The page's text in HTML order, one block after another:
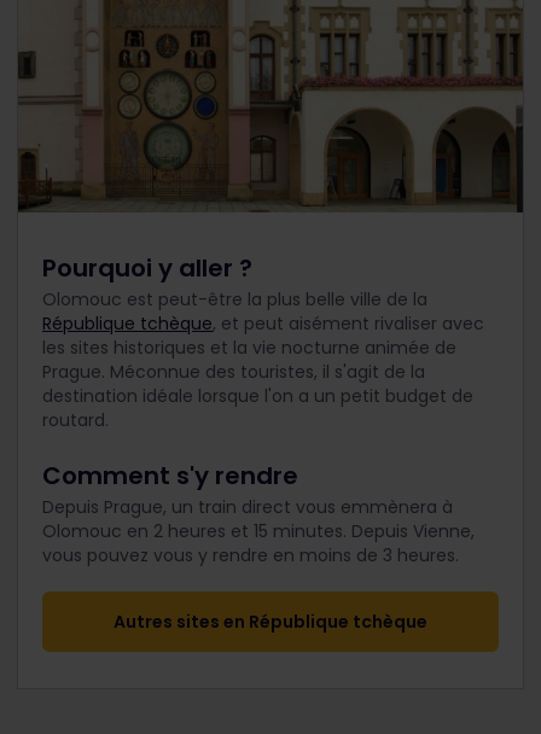
Pourquoi y aller ?
Olomouc est peut-être la plus belle ville de la
République tchèque, et peut aisément rivaliser avec
les sites historiques et la vie nocturne animée de
Prague. Méconnue des touristes, il s'agit de la
destination idéale lorsque l'on a un petit budget de
routard.
Comment s'y rendre
Depuis Prague, un train direct vous emmènera à
Olomouc en 2 heures et 15 minutes. Depuis Vienne,
vous pouvez vous y rendre en moins de 3 heures.
Autres sites en République tchèque